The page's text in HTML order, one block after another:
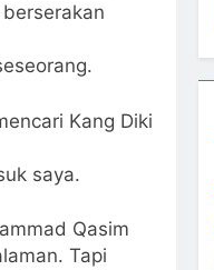
Kang Diki
saya.
Qasim
Tapi